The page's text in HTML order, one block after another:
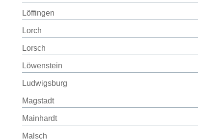
Löffingen
Lorch
Lorsch
Löwenstein
Ludwigsburg
Magstadt
Mainhardt
Malsch